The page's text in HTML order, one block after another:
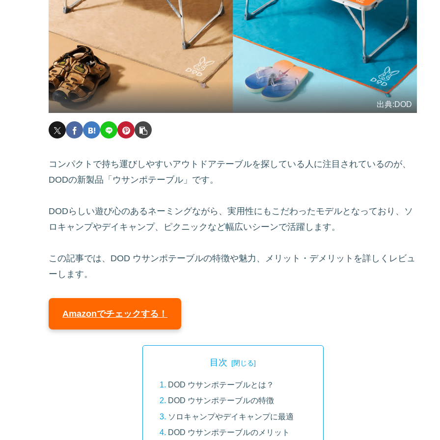
出典:DOD
コンパクトで持ち運びしやすいアウトドアテーブルを探している人に注目されているのが、
DODの新製品「ウサンポテーブル」です。
DODらしい遊び心のあるネーミングながら、実用性にもこだわったモデルとなっており、ソ
ロキャンプやデイキャンプ、ピクニックなど幅広いシーンで活躍します。
この記事では、DOD ウサンポテーブルの特徴や魅力、メリット・デメリットを詳しくレビュ
ーします。
Amazonでチェックする！
目次
DOD ウサンポテーブルとは？
DOD ウサンポテーブルの特徴
ソロキャンプやデイキャンプに最適
DOD ウサンポテーブルのメリット